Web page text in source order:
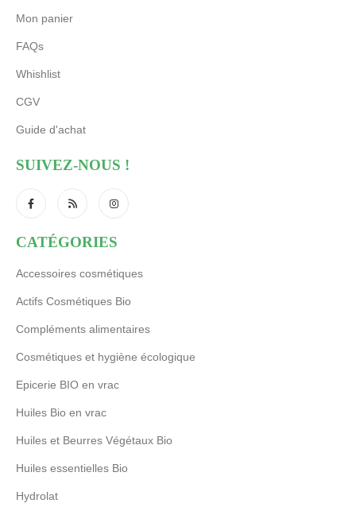
Mon panier
FAQs
Whishlist
CGV
Guide d'achat
SUIVEZ-NOUS !
CATÉGORIES
Accessoires cosmétiques
Actifs Cosmétiques Bio
Compléments alimentaires
Cosmétiques et hygiène écologique
Epicerie BIO en vrac
Huiles Bio en vrac
Huiles et Beurres Végétaux Bio
Huiles essentielles Bio
Hydrolat